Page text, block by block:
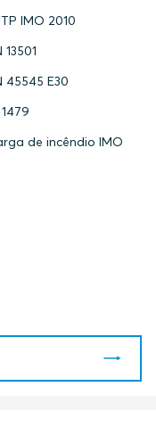
IMO 2010
45545 E30
de incêndio IMO